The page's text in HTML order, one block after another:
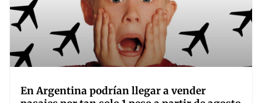
En Argentina podrían llegar a vender